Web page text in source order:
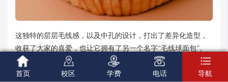
这独特的层层毛线感，以及中孔的设计，打出了差异化造型，
收获了大家的喜爱，也让它拥有了另一个名字“毛线球面包”。
从名字就能看出，柔软拉丝、内里夹馅是它的特点。并且不需
要多么难以攻克的技术辅佐。

首页

校区

学费

电话

导航